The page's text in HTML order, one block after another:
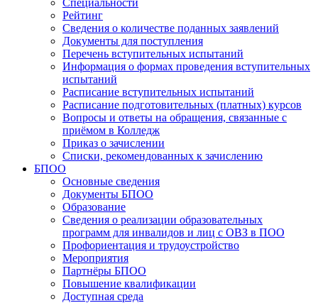
Специальности
Рейтинг
Сведения о количестве поданных заявлений
Документы для поступления
Перечень вступительных испытаний
Информация о формах проведения вступительных
испытаний
Расписание вступительных испытаний
Расписание подготовительных (платных) курсов
Вопросы и ответы на обращения, связанные с
приёмом в Колледж
Приказ о зачислении
Списки, рекомендованных к зачислению
БПОО
Основные сведения
Документы БПОО
Образование
Сведения о реализации образовательных
программ для инвалидов и лиц с ОВЗ в ПОО
Профориентация и трудоустройство
Мероприятия
Партнёры БПОО
Повышение квалификации
Доступная среда